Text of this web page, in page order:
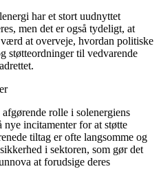
har et stort uudnyttet
men det er også tydeligt, at
at overveje, hvordan politiske
støtteordninger til vedvarende
rolle i solenergiens
incitamenter for at støtte
tiltag er ofte langsomme og
i sektoren, som gør det
at forudsige deres